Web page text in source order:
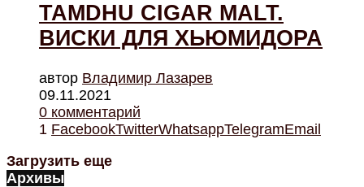
TAMDHU CIGAR MALT.
ВИСКИ ДЛЯ ХЬЮМИДОРА
автор Владимир Лазарев
09.11.2021
0 комментарий
1 FacebookTwitterWhatsappTelegramEmail
Загрузить еще
Архивы